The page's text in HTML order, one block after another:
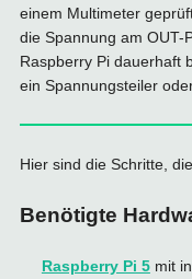
einem Multimeter
die Spannung am OUT-
Raspberry Pi dauerhaft
ein Spannungsteiler
Hier sind die Schritte,
Benötigte
Raspberry Pi 5mit